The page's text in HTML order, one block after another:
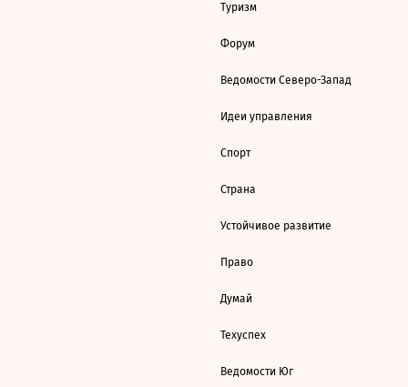
Туризм
Форум
Ведомости Северо-Запад
Идеи управления
Спорт
Страна
Устойчивое развитие
Право
Думай
Техуспех
Ведомости Юг